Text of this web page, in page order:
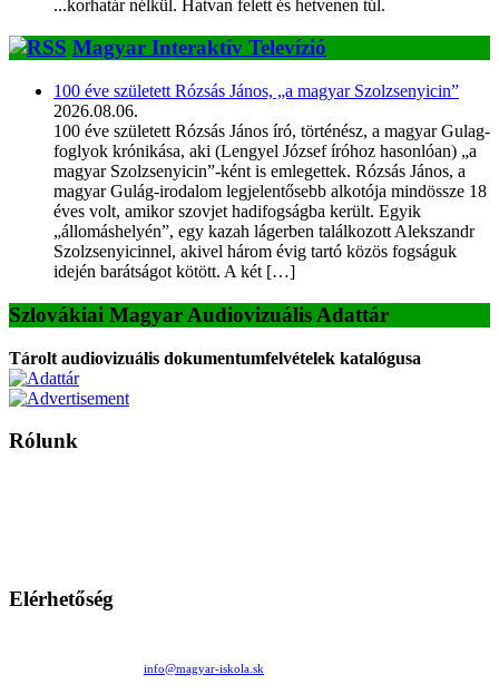
...korhatár nélkül. Hatvan felett és hetvenen túl.
Magyar Interaktív Televízió
100 éve született Rózsás János, „a magyar Szolzsenyicin”
2026.08.06.
100 éve született Rózsás János író, történész, a magyar Gulag-
foglyok krónikása, aki (Lengyel József íróhoz hasonlóan) „a
magyar Szolzsenyicin”-ként is emlegettek. Rózsás János, a
magyar Gulág-irodalom legjelentősebb alkotója mindössze 18
éves volt, amikor szovjet hadifogságba került. Egyik
„állomáshelyén”, egy kazah lágerben találkozott Alekszandr
Szolzsenyicinnel, akivel három évig tartó közös fogságuk
idején barátságot kötött. A két […]
Szlovákiai Magyar Audiovizuális Adattár
Tárolt audiovizuális dokumentumfelvételek katalógusa
Rólunk
Elérhetőség
info@magyar-iskola.sk